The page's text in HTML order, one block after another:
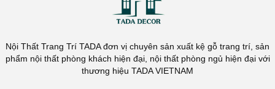
Nội Thất Trang Trí TADA đơn vị chuyên sản xuất kệ gỗ trang trí, sản
phẩm nội thất phòng khách hiện đại, nội thất phòng ngủ hiện đại với
thương hiệu TADA VIETNAM